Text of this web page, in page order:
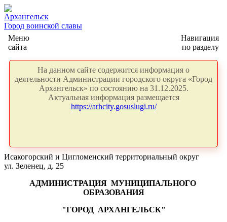
Архангельск
Город воинской славы
Меню
сайта
Навигация
по разделу
На данном сайте содержится информация о
деятельности Администрации городского округа «Город
Архангельск» по состоянию на 31.12.2025.
Актуальная информация размещается
https://arhcity.gosuslugi.ru/
Исакогорский и Цигломенский территориальный округ
ул. Зеленец, д. 25
АДМИНИСТРАЦИЯ МУНИЦИПАЛЬНОГО
ОБРАЗОВАНИЯ
"ГОРОД АРХАНГЕЛЬСК"